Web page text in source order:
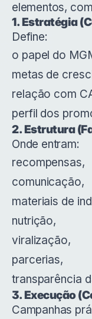
elementos,
1. Estratégia
Define:
o papel do
metas de
relação com
perfil dos
2. Estrutura
Onde entram:
recompensas,
comunicação,
materiais de
nutrição,
viralização,
parcerias,
transparência
3. Execução
Campanhas